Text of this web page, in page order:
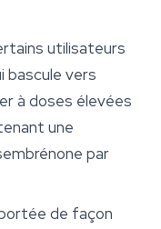
utilisateurs
vers
à doses élevées
une
par
de façon